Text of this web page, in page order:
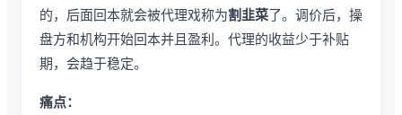
的，后面回本就会被代理戏称为割韭菜了。调价后，操
盘方和机构开始回本并且盈利。代理的收益少于补贴
期，会趋于稳定。
痛点：